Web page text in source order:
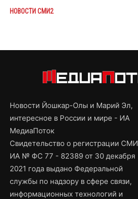
НОВОСТИ СМИ2
Новости Йошкар-Олы и Марий Эл,
интересное в России и мире - ИА
МедиаПоток
Свидетельство о регистрации СМИ
ИА № ФС 77 - 82389 от 30 декабря
2021 года выдано Федеральной
службы по надзору в сфере связи,
информационных технологий и